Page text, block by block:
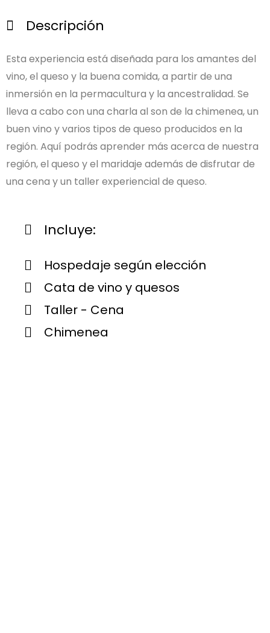
Descripción
Esta experiencia está diseñada para los amantes del
vino, el queso y la buena comida, a partir de una
inmersión en la permacultura y la ancestralidad. Se
lleva a cabo con una charla al son de la chimenea, un
buen vino y varios tipos de queso producidos en la
región. Aquí podrás aprender más acerca de nuestra
región, el queso y el maridaje además de disfrutar de
una cena y un taller experiencial de queso.
Incluye:
Hospedaje según elección
Cata de vino y quesos
Taller - Cena
Chimenea